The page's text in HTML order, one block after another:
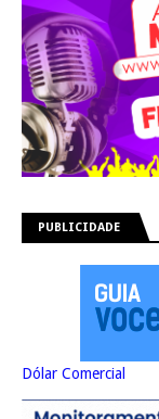
PUBLICIDADE
Dólar Comercial